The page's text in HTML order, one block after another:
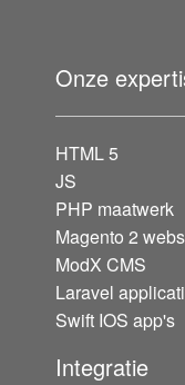
Onze
HTML 5
JS
PHP maatwerk
Magento 2
ModX CMS
Laravel
Swift IOS app's
Integratie